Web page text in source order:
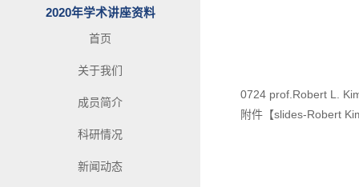
2020年学术讲座资料
首页
关于我们
成员简介
科研情况
新闻动态
0724 prof.Robert L.
附件【slides-Robert